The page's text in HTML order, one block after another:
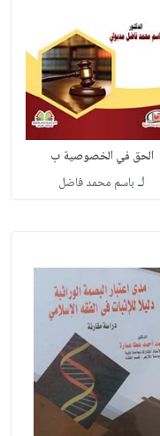
الحق في الخصوصية ب
لـ باسم محمد فاضل